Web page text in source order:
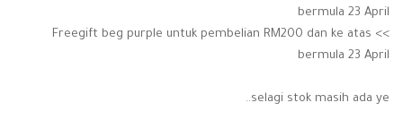
bermula 23 April
>> Freegift beg purple untuk pembelian RM200 dan ke atas
bermula 23 April
selagi stok masih ada ye..